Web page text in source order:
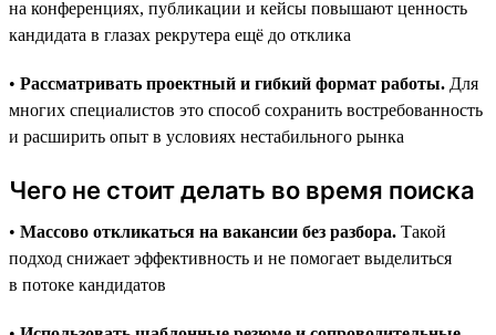
на конференциях, публикации и кейсы повышают ценность
кандидата в глазах рекрутера ещё до отклика
• Рассматривать проектный и гибкий формат работы. Для
многих специалистов это способ сохранить востребованность
и расширить опыт в условиях нестабильного рынка
Чего не стоит делать во время поиска
• Массово откликаться на вакансии без разбора. Такой
подход снижает эффективность и не помогает выделиться
в потоке кандидатов